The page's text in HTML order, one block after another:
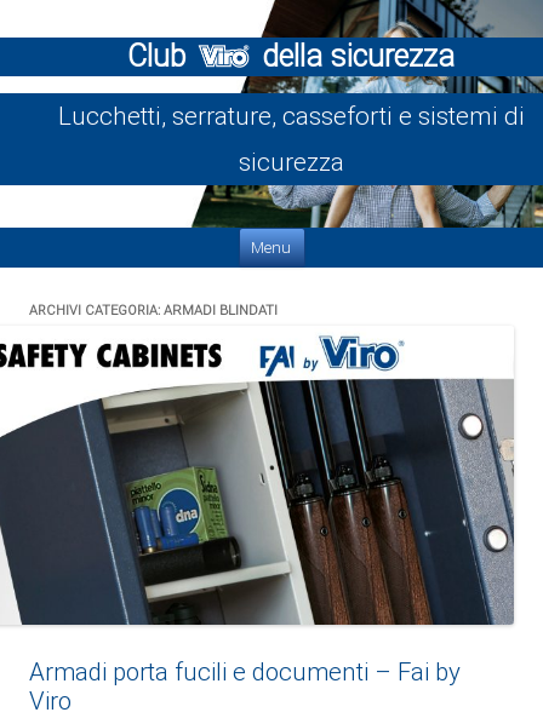
Club della sicurezza
Lucchetti, serrature, casseforti e sistemi di
sicurezza
Menu
ARCHIVI CATEGORIA: ARMADI BLINDATI
Armadi porta fucili e documenti – Fai by
Viro